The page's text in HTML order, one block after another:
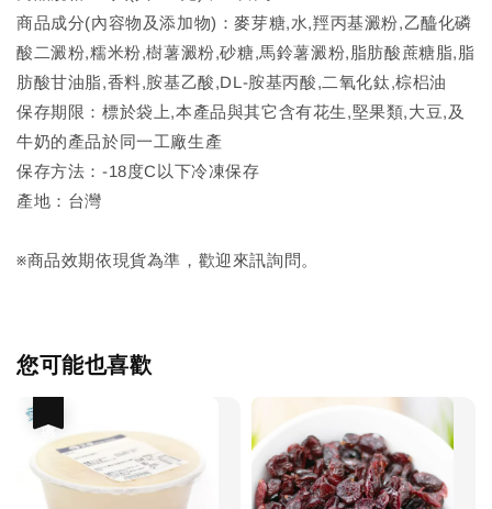
商品成分(內容物及添加物)：麥芽糖,水,羥丙基澱粉,乙醯化磷
酸二澱粉,糯米粉,樹薯澱粉,砂糖,馬鈴薯澱粉,脂肪酸蔗糖脂,脂
肪酸甘油脂,香料,胺基乙酸,DL-胺基丙酸,二氧化鈦,棕梠油
保存期限：標於袋上,本產品與其它含有花生,堅果類,大豆,及
牛奶的產品於同一工廠生產
保存方法：-18度C以下冷凍保存
產地：台灣
※商品效期依現貨為準，歡迎來訊詢問。
您可能也喜歡